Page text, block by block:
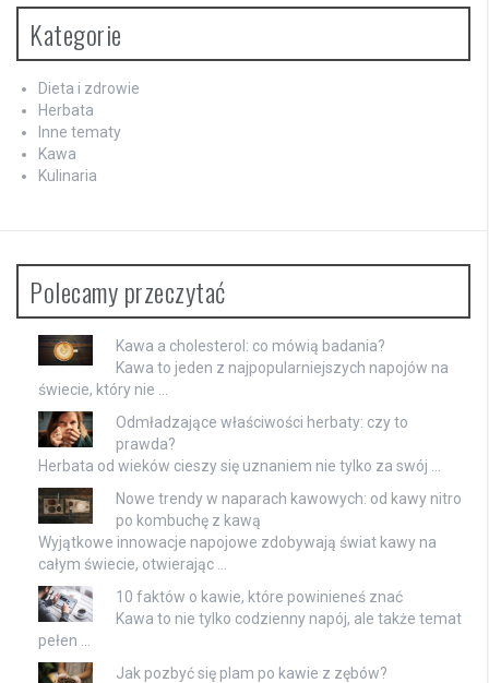
Kategorie
Dieta i zdrowie
Herbata
Inne tematy
Kawa
Kulinaria
Polecamy przeczytać
Kawa a cholesterol: co mówią badania?
Kawa to jeden z najpopularniejszych napojów na
świecie, który nie …
Odmładzające właściwości herbaty: czy to
prawda?
Herbata od wieków cieszy się uznaniem nie tylko za swój …
Nowe trendy w naparach kawowych: od kawy nitro
po kombuchę z kawą
Wyjątkowe innowacje napojowe zdobywają świat kawy na
całym świecie, otwierając …
10 faktów o kawie, które powinieneś znać
Kawa to nie tylko codzienny napój, ale także temat
pełen …
Jak pozbyć się plam po kawie z zębów?